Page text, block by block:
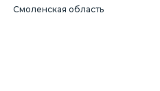
Смоленская область